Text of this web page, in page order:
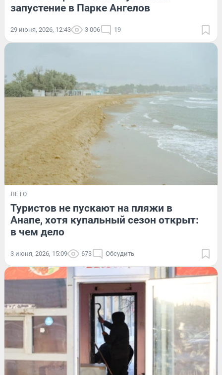
запустение в Парке Ангелов
29 июня, 2026, 12:43 3 006 19
ЛЕТО
Туристов не пускают на пляжи в
Анапе, хотя купальный сезон открыт:
в чем дело
3 июня, 2026, 15:09 673 Обсудить